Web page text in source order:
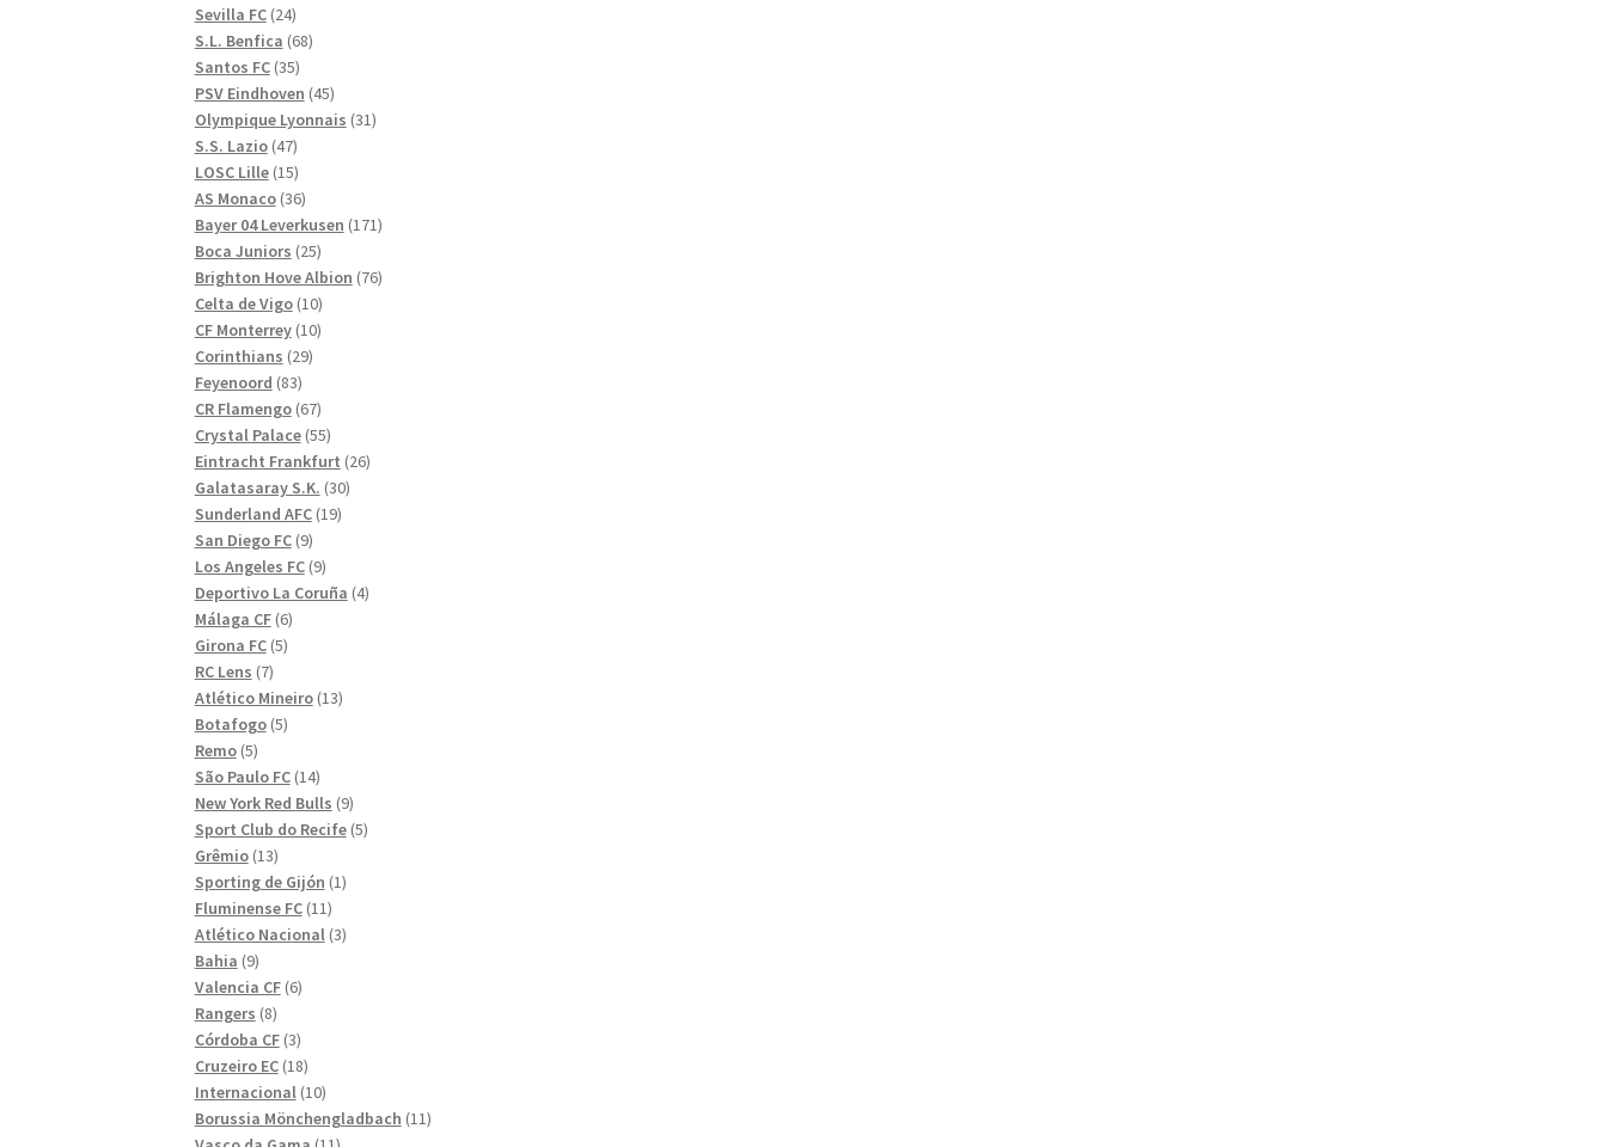
Sevilla FC 2424
produkter
S.L. Benfica 6868
Santos FC 3535
produkter
PSV Eindhoven 4545
produkter
Olympique Lyonnais 3131
S.S. Lazio 4747
produkter
LOSC Lille 1515
produkter
AS Monaco 3636
produkter
Bayer 04 Leverkusen 171171
Boca Juniors 2525
produkter
Brighton Hove Albion 7676
Celta de Vigo 1010
produkter
CF Monterrey 1010
Corinthians 2929
Feyenoord 8383
produkter
CR Flamengo 6767
produkter
Crystal Palace 5555
produkter
Eintracht Frankfurt 2626
Galatasaray S.K. 3030
Sunderland AFC 1919
San Diego FC 99
produkter
Los Angeles FC 99
produkter
Deportivo La Coruña 44
Málaga CF 66
produkter
Girona FC 55
RC Lens 77
produkter
Atlético Mineiro 1313
Botafogo 55
Remo 55
produkter
São Paulo FC 1414
produkter
New York Red Bulls 99
produkter
Sport Club do Recife 55
Grêmio 1313
produkter
Sporting de Gijón 11
Fluminense FC 1111
produkter
Atlético Nacional 33
Bahia 99
produkter
Valencia CF 66
Rangers 88
produkter
Córdoba CF 33
produkter
Cruzeiro EC 1818
produkter
Internacional 1010
produkter
Borussia Mönchengladbach 1111